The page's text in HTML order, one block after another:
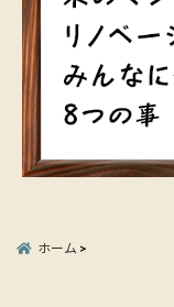
ホーム